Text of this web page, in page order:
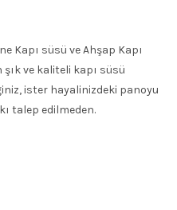
Kapı süsü ve Ahşap Kapı
ve kaliteli kapı süsü
ister hayalinizdeki panoyu
talep edilmeden.